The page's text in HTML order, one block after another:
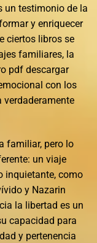
un testimonio de la
y enriquecer
ciertos libros se
familiares, la
pdf descargar
con los
verdaderamente
familiar, pero lo
un viaje
inquietante, como
y Nazarin
la libertad es un
capacidad para
y pertenencia